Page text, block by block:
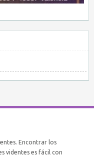
Encontrar los
videntes es fácil con